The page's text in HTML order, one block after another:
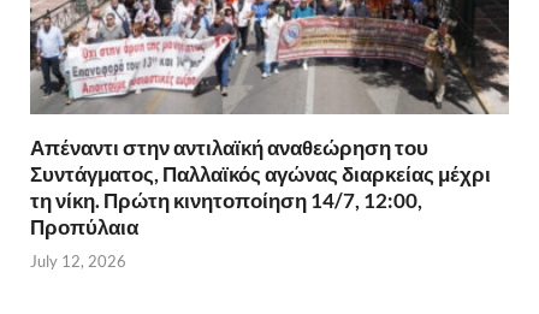
Απέναντι στην αντιλαϊκή αναθεώρηση του
Συντάγματος, Παλλαϊκός αγώνας διαρκείας μέχρι
τη νίκη. Πρώτη κινητοποίηση 14/7, 12:00,
Προπύλαια
July 12, 2026